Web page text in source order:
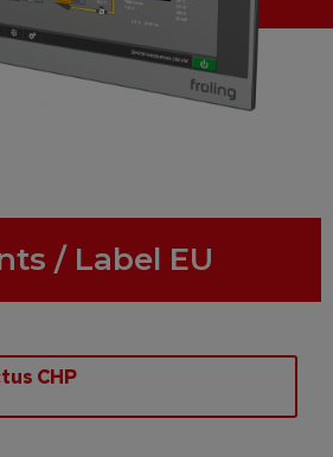
/ Label EU
CHP